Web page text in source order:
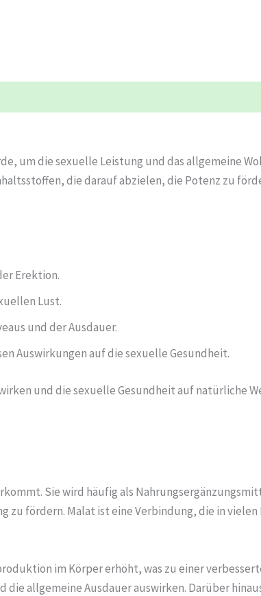
um die sexuelle Leistung und das allgemeine
die darauf abzielen, die Potenz zu
Erektion.
Lust.
und der Ausdauer.
Auswirkungen auf die sexuelle Gesundheit.
und die sexuelle Gesundheit auf natürliche
Sie wird häufig als
zu fördern. Malat ist eine Verbindung, die in
im Körper erhöht, was zu einer
allgemeine Ausdauer auswirken. Darüber